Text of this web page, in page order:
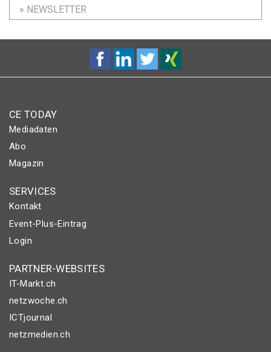
» NEWSLETTER
CE TODAY
Mediadaten
Abo
Magazin
SERVICES
Kontakt
Event-Plus-Eintrag
Login
PARTNER-WEBSITES
IT-Markt.ch
netzwoche.ch
ICTjournal
netzmedien.ch